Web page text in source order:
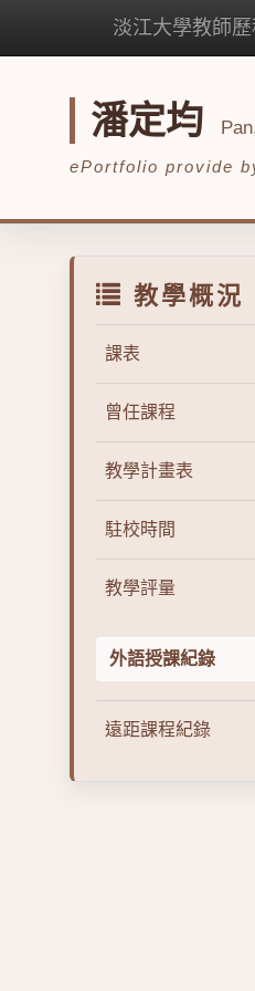
淡江大學教師歷
潘定均
ePortfolio provide
教學概況
課表
曾任課程
教學計畫表
駐校時間
教學評量
外語授課紀錄
遠距課程紀錄